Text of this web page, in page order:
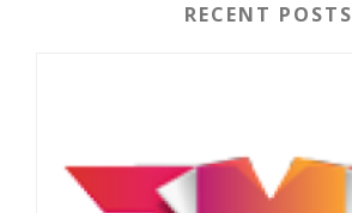
RECENT POSTS